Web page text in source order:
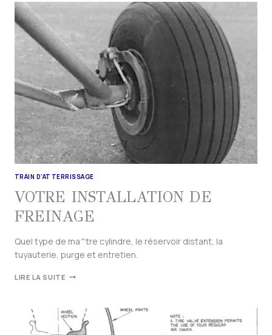
TRAIN D'ATTERRISSAGE
VOTRE INSTALLATION DE
FREINAGE
Quel type de ma^tre cylindre, le réservoir distant, la
tuyauterie, purge et entretien.
LIRE LA SUITE